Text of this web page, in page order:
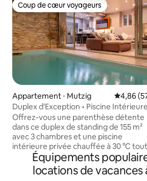
Coup de cœur voyageurs
Coup de cœur voyageurs
Appartement ⋅ Mutzig
4,86
Duplex d'Exception • Piscine Intérieure
Privée
Offrez-vous une parenthèse détente
dans ce duplex de standing de 155 m²
avec 3 chambres et une piscine
intérieure privée chauffée à 30 °C
l'année. Situé entre Strasbourg et
Colmar, au pied des Vosges et sur la
Route des Vins, il est idéal pour
Équipements
locations de vacances